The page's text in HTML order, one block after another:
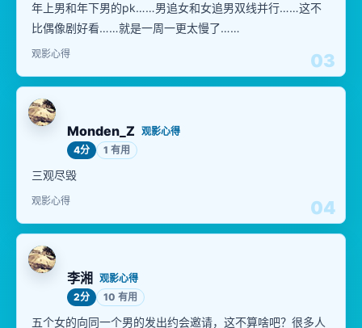
03
年上男和年下男的pk……男追女和女追男双线并行……这不
比偶像剧好看……就是一周一更太慢了……
观影心得
04
Monden_Z 观影心得
4分
1 有用
三观尽毁
观影心得
李湘
观影心得
2分
10 有用
五个女的向同一个男的发出约会邀请，这不算啥吧？很多人